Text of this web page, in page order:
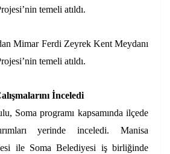
temeli atıldı.
Mimar Ferdi Zeyrek Kent Meydanı
temeli atıldı.
İnceledi
Soma programı kapsamında ilçede
yerinde inceledi. Manisa
ile Soma Belediyesi iş birliğinde